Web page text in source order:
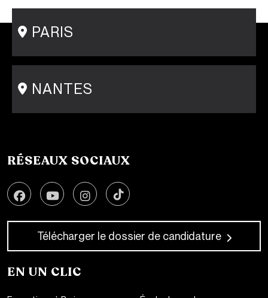
PARIS
15 rue Gambey - 75011
+33 1 86 47 29 92
NANTES
31-33 rue Saint Léonard
RÉSEAUX SOCIAUX
Télécharger le dossier de candidature
EN UN CLIC